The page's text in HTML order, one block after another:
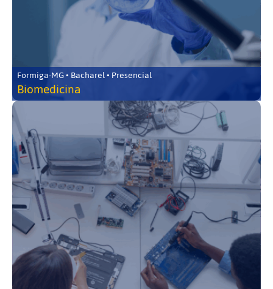
Formiga-MG • Bacharel • Presencial
Biomedicina